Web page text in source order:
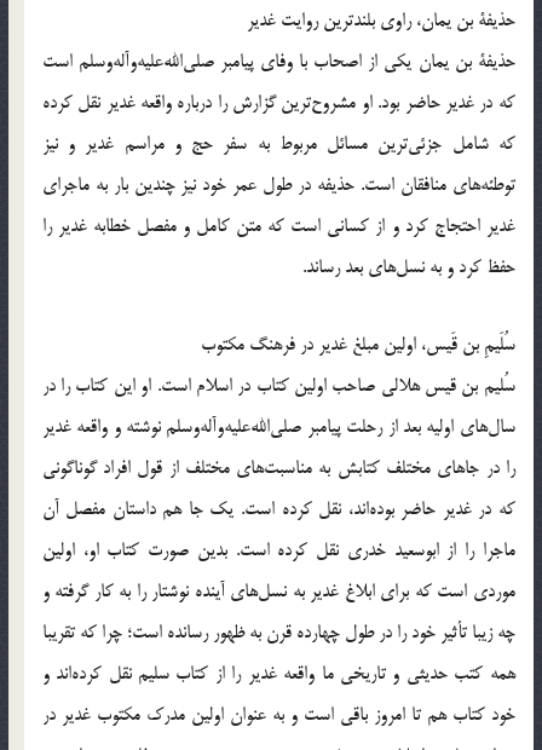
حذیفة بن یمان، راوی بلندترین روایت غدیر
حذیفة بن یمان یکی از اصحاب با وفای پیامبر صلی‌الله‌علیه‌و‌آله‌وسلم است
که در غدیر حاضر بود. او مشروح‌ترین گزارش را درباره واقعه غدیر نقل کرده
که شامل جزئی‌ترین مسائل مربوط به سفر حج و مراسم غدیر و نیز
توطئه‌های منافقان است. حذیفه در طول عمر خود نیز چندین بار به ماجرای
غدیر احتجاج کرد و از کسانی است که متن کامل و مفصل خطابه غدیر را
حفظ کرد و به نسل‌های بعد رساند.
سُلَیمِ بن قَیس، اولین مبلغ غدیر در فرهنگ مکتوب
سُلیم بن قیس هلالی صاحب اولین کتاب در اسلام است. او این کتاب را در
سال‌های اولیه بعد از رحلت پیامبر صلی‌الله‌علیه‌و‌آله‌وسلم نوشته و واقعه غدیر
را در جاهای مختلف کتابش به مناسبت‌های مختلف از قول افراد گوناگونی
که در غدیر حاضر بوده‌اند، نقل کرده است. یک جا هم داستان مفصل آن
ماجرا را از ابوسعید خدری نقل کرده است. بدین صورت کتاب او، اولین
موردی است که برای ابلاغ غدیر به نسل‌های آینده نوشتار را به کار گرفته و
چه زیبا تأثیر خود را در طول چهارده قرن به ظهور رسانده است؛ چرا که تقریبا
همه کتب حدیثی و تاریخی ما واقعه غدیر را از کتاب سلیم نقل کرده‌اند و
خود کتاب هم تا امروز باقی است و به عنوان اولین مدرک مکتوب غدیر در